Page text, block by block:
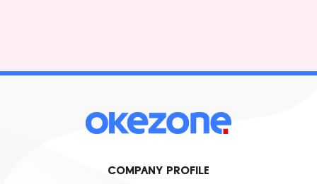
COMPANY PROFILE